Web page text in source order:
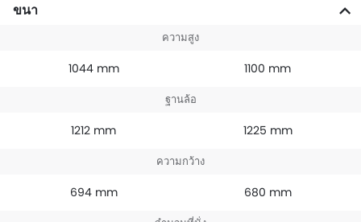
ขนา
ความสูง
1044 mm 1100 mm
ฐานล้อ
1212 mm 1225 mm
ความกว้าง
694 mm 680 mm